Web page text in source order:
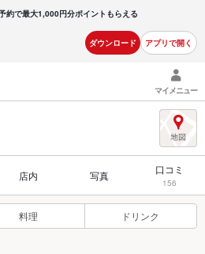
約で最大1,000円分ポイントもらえる
ダウンロード アプリで開く
マイメニュー
店内 写真 口コミ
156
料理 ドリンク